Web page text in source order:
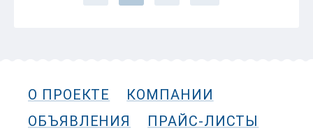
О ПРОЕКТЕ
КОМПАНИИ
ОБЪЯВЛЕНИЯ
ПРАЙС-ЛИСТЫ